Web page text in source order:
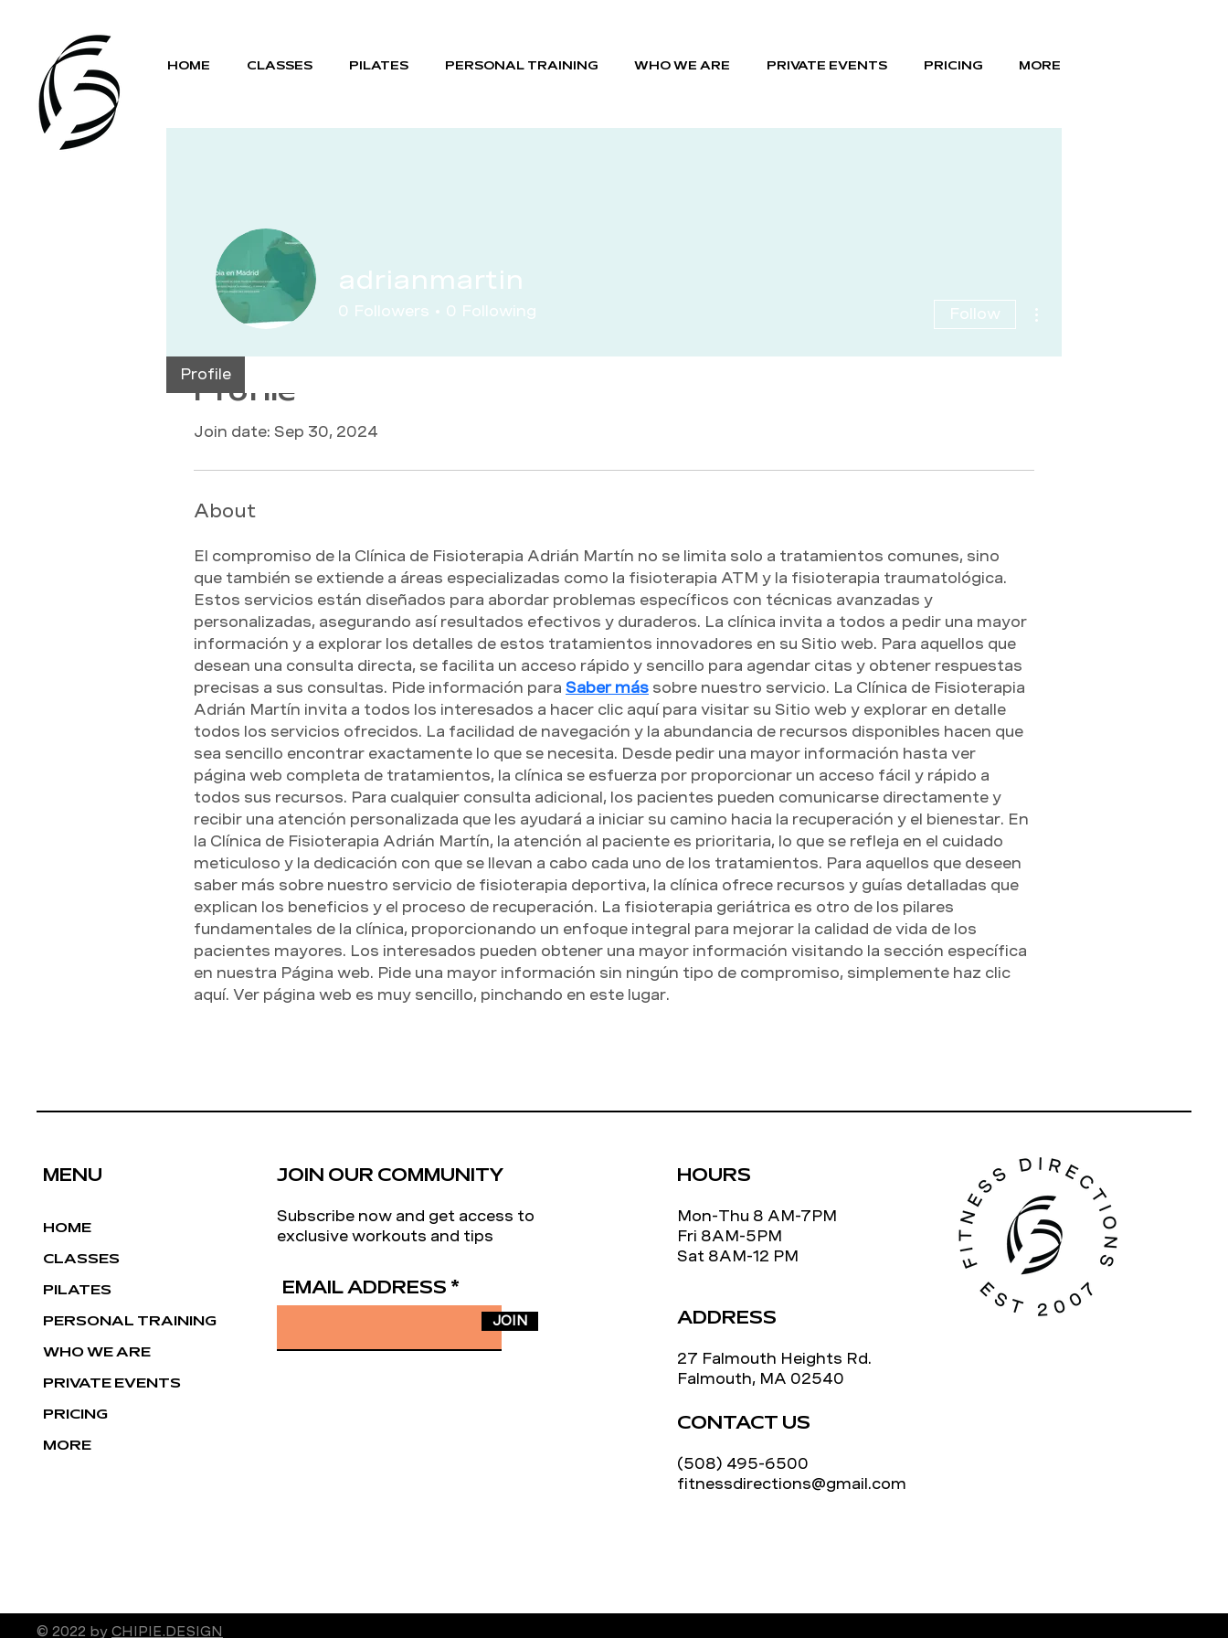
HOME CLASSES PILATES PERSONAL TRAINING WHO WE ARE PRIVATE EVENTS PRICING MORE
Profile
Join date: Sep 30, 2024
About
El compromiso de la Clínica de Fisioterapia Adrián Martín no se limita solo a tratamientos comunes, sino
que también se extiende a áreas especializadas como la fisioterapia ATM y la fisioterapia traumatológica.
Estos servicios están diseñados para abordar problemas específicos con técnicas avanzadas y
personalizadas, asegurando así resultados efectivos y duraderos. La clínica invita a todos a pedir una mayor
información y a explorar los detalles de estos tratamientos innovadores en su Sitio web. Para aquellos que
desean una consulta directa, se facilita un acceso rápido y sencillo para agendar citas y obtener respuestas
precisas a sus consultas. Pide información para Saber más sobre nuestro servicio. La Clínica de Fisioterapia
Adrián Martín invita a todos los interesados a hacer clic aquí para visitar su Sitio web y explorar en detalle
todos los servicios ofrecidos. La facilidad de navegación y la abundancia de recursos disponibles hacen que
sea sencillo encontrar exactamente lo que se necesita. Desde pedir una mayor información hasta ver
página web completa de tratamientos, la clínica se esfuerza por proporcionar un acceso fácil y rápido a
todos sus recursos. Para cualquier consulta adicional, los pacientes pueden comunicarse directamente y
recibir una atención personalizada que les ayudará a iniciar su camino hacia la recuperación y el bienestar. En
la Clínica de Fisioterapia Adrián Martín, la atención al paciente es prioritaria, lo que se refleja en el cuidado
meticuloso y la dedicación con que se llevan a cabo cada uno de los tratamientos. Para aquellos que deseen
saber más sobre nuestro servicio de fisioterapia deportiva, la clínica ofrece recursos y guías detalladas que
explican los beneficios y el proceso de recuperación. La fisioterapia geriátrica es otro de los pilares
fundamentales de la clínica, proporcionando un enfoque integral para mejorar la calidad de vida de los
pacientes mayores. Los interesados pueden obtener una mayor información visitando la sección específica
en nuestra Página web. Pide una mayor información sin ningún tipo de compromiso, simplemente haz clic
aquí. Ver página web es muy sencillo, pinchando en este lugar.
adrianmartin
0 Followers 0 Following Follow
Profile
MENU
HOME
CLASSES
PILATES
PERSONAL TRAINING
WHO WE ARE
PRIVATE EVENTS
PRICING
MORE
JOIN OUR COMMUNITY
Subscribe now and get access to
exclusive workouts and tips
EMAIL ADDRESS
JOIN
HOURS
Mon-Thu 8 AM-7PM
Fri 8AM-5PM
Sat 8AM-12 PM
ADDRESS
27 Falmouth Heights Rd.
Falmouth, MA 02540
CONTACT US
(508) 495-6500
fitnessdirections@gmail.com
© 2022 by CHIPIE.DESIGN